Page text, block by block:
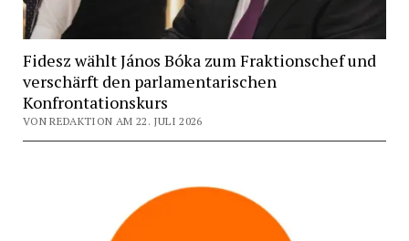
Fidesz wählt János Bóka zum Fraktionschef und
verschärft den parlamentarischen
Konfrontationskurs
VON REDAKTION AM 22. JULI 2026